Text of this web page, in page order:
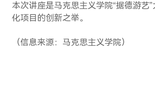
本次讲座是马克思主义学院“据德游艺
化项目的创新之举。
（信息来源：马克思主义学院）